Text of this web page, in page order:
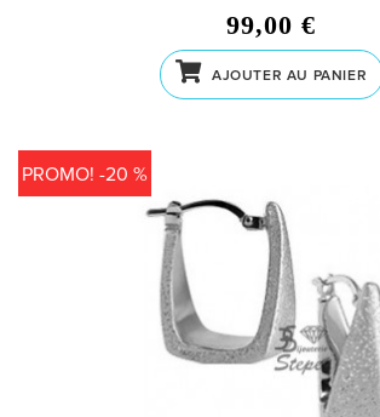
99,00 €
AJOUTER AU PANIER
PROMO! -20 %